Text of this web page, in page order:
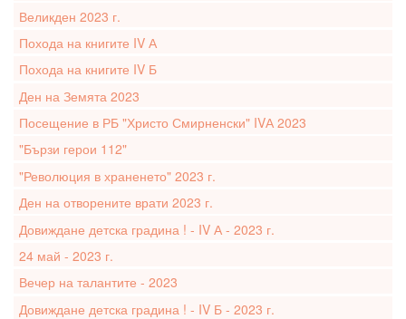
Великден 2023 г.
Похода на книгите IV А
Похода на книгите IV Б
Ден на Земята 2023
Посещение в РБ "Христо Смирненски" IVА 2023
"Бързи герои 112"
"Революция в храненето" 2023 г.
Ден на отворените врати 2023 г.
Довиждане детска градина ! - IV А - 2023 г.
24 май - 2023 г.
Вечер на талантите - 2023
Довиждане детска градина ! - IV Б - 2023 г.